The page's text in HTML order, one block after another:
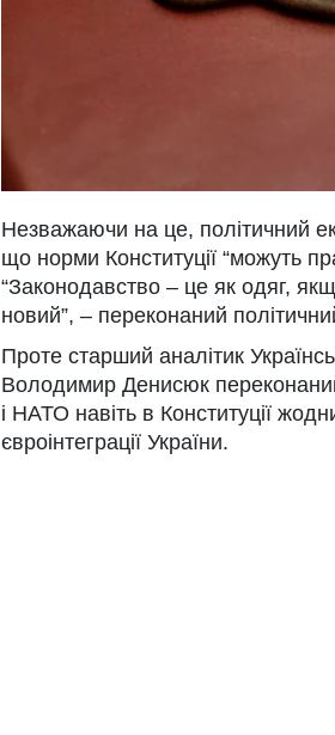
Незважаючи на це, політичний
що норми Конституції “можуть
“Законодавство – це як одяг,
новий”, – переконаний
Проте старший аналітик
Володимир Денисюк
і НАТО навіть в Конституції
євроінтеграції України.